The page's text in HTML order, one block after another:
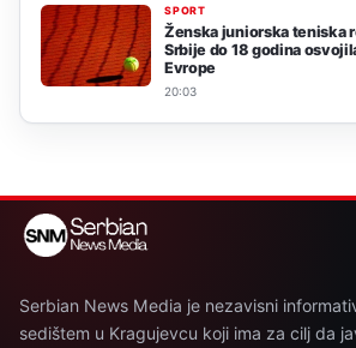
SPORT
Ženska juniorska teniska
Srbije do 18 godina
Evrope
20:03
Serbian News Media je nezavisni
sedištem u Kragujevcu koji ima za cilj da